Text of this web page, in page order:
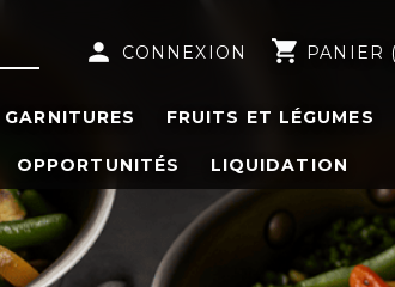
person CONNEXION shopping_cart PANIER
GARNITURES FRUITS ET LÉGUMES
OPPORTUNITÉS LIQUIDATION